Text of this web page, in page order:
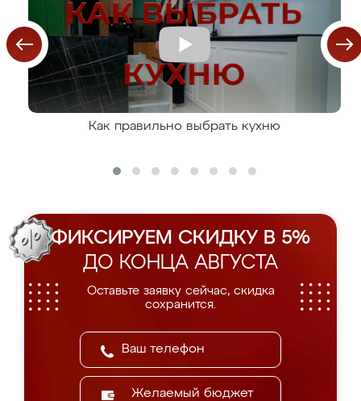
Как правильно выбрать кухню
ФИКСИРУЕМ СКИДКУ В 5%
ДО КОНЦА АВГУСТА
Оставьте заявку сейчас, скидка
сохранится.
Желаемый бюджет